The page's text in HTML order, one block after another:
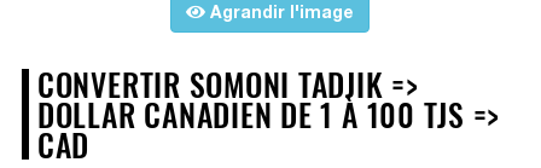
Agrandir l'image
CONVERTIR SOMONI TADJIK =>
DOLLAR CANADIEN DE 1 À 100 TJS =>
CAD